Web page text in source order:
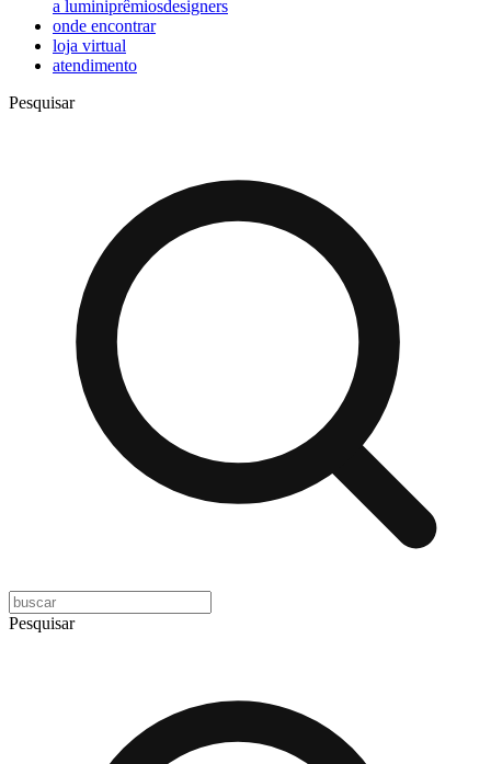
a luminiprêmiosdesigners
onde encontrar
loja virtual
atendimento
Pesquisar
Pesquisar